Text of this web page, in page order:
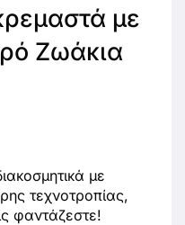
με
Ζωάκια
με
τεχνοτροπίας,
φαντάζεστε!